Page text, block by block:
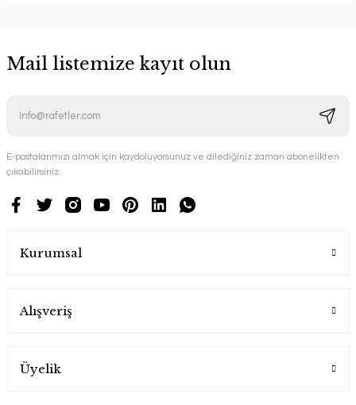
Mail listemize kayıt olun
E-postalarımızı almak için kaydoluyorsunuz ve dilediğiniz zaman abonelikten
çıkabilirsiniz.
Kurumsal
Alışveriş
Üyelik